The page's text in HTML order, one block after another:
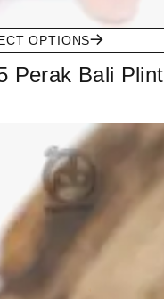
OPTIONS
Perak Bali